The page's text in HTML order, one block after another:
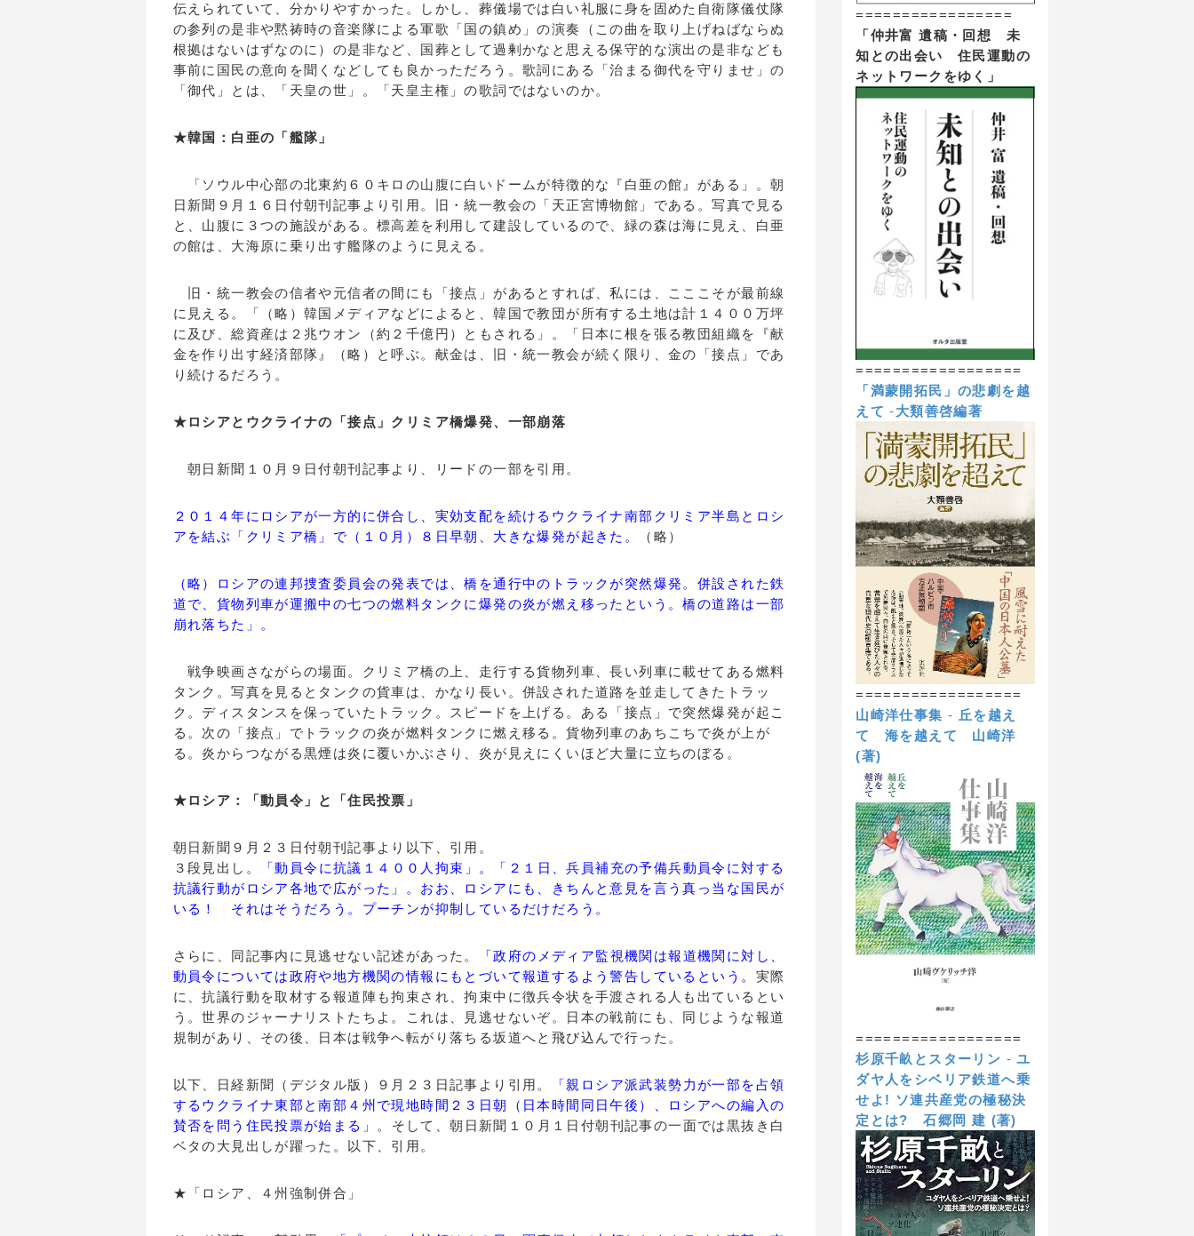
伝えられていて、分かりやすかった。しかし、葬儀場では白い礼服に身を固めた自衛隊儀仗隊
の参列の是非や黙祷時の音楽隊による軍歌「国の鎮め」の演奏（この曲を取り上げねばならぬ
根拠はないはずなのに）の是非など、国葬として過剰かなと思える保守的な演出の是非なども
事前に国民の意向を聞くなどしても良かっただろう。歌詞にある「治まる御代を守りませ」の
「御代」とは、「天皇の世」。「天皇主権」の歌詞ではないのか。
★韓国：白亜の「艦隊」
「ソウル中心部の北東約６０キロの山腹に白いドームが特徴的な『白亜の館』がある」。朝
日新聞９月１６日付朝刊記事より引用。旧・統一教会の「天正宮博物館」である。写真で見る
と、山腹に３つの施設がある。標高差を利用して建設しているので、緑の森は海に見え、白亜
の館は、大海原に乗り出す艦隊のように見える。
旧・統一教会の信者や元信者の間にも「接点」があるとすれば、私には、こここそが最前線
に見える。「（略）韓国メディアなどによると、韓国で教団が所有する土地は計１４００万坪
に及び、総資産は２兆ウオン（約２千億円）ともされる」。「日本に根を張る教団組織を『献
金を作り出す経済部隊』（略）と呼ぶ。献金は、旧・統一教会が続く限り、金の「接点」であ
り続けるだろう。
★ロシアとウクライナの「接点」クリミア橋爆発、一部崩落
朝日新聞１０月９日付朝刊記事より、リードの一部を引用。
２０１４年にロシアが一方的に併合し、実効支配を続けるウクライナ南部クリミア半島とロシ
アを結ぶ「クリミア橋」で（１０月）８日早朝、大きな爆発が起きた。
（略）
（略）ロシアの連邦捜査委員会の発表では、橋を通行中のトラックが突然爆発。併設された鉄
道で、貨物列車が運搬中の七つの燃料タンクに爆発の炎が燃え移ったという。橋の道路は一部
崩れ落ちた」。
戦争映画さながらの場面。クリミア橋の上、走行する貨物列車、長い列車に載せてある燃料
タンク。写真を見るとタンクの貨車は、かなり長い。併設された道路を並走してきたトラッ
ク。ディスタンスを保っていたトラック。スピードを上げる。ある「接点」で突然爆発が起こ
る。次の「接点」でトラックの炎が燃料タンクに燃え移る。貨物列車のあちこちで炎が上が
る。炎からつながる黒煙は炎に覆いかぶさり、炎が見えにくいほど大量に立ちのぼる。
★ロシア：「動員令」と「住民投票」
朝日新聞９月２３日付朝刊記事より以下、引用。
３段見出し。
「動員令に抗議１４００人拘束」。「２１日、兵員補充の予備兵動員令に対する
抗議行動がロシア各地で広がった」。おお、ロシアにも、きちんと意見を言う真っ当な国民が
いる！ それはそうだろう。プーチンが抑制しているだけだろう。
さらに、同記事内に見逃せない記述があった。
「政府のメディア監視機関は報道機関に対し、
動員令については政府や地方機関の情報にもとづいて報道するよう警告しているという。 実際
に、抗議行動を取材する報道陣も拘束され、拘束中に徴兵令状を手渡される人も出ているとい
う。世界のジャーナリストたちよ。これは、見逃せないぞ。日本の戦前にも、同じような報道
規制があり、その後、日本は戦争へ転がり落ちる坂道へと飛び込んで行った。
以下、日経新聞（デジタル版）９月２３日記事より引用。
「親ロシア派武装勢力が一部を占領
するウクライナ東部と南部４州で現地時間２３日朝（日本時間同日午後）、ロシアへの編入の
賛否を問う住民投票が始まる」
。そして、朝日新聞１０月１日付朝刊記事の一面では黒抜き白
ベタの大見出しが躍った。以下、引用。
★「ロシア、４州強制併合」
=================
「仲井富 遺稿・回想 未
知との出会い 住民運動の
ネットワークをゆく」
==================
「満蒙開拓民」の悲劇を越
えて -大類善啓編著
==================
山崎洋仕事集 - 丘を越え
て 海を越えて
山崎洋
(著)
==================
杉原千畝とスターリン -ユ
ダヤ人をシベリア鉄道へ乗
せよ! ソ連共産党の極秘決
定とは?
石郷岡 建 (著)